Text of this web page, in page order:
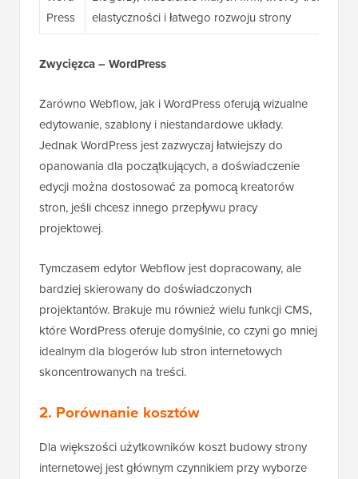
Press
elastyczności i łatwego rozwoju strony
Zwycięzca – WordPress
Zarówno Webflow, jak i WordPress oferują wizualne
edytowanie, szablony i niestandardowe układy.
Jednak WordPress jest zazwyczaj łatwiejszy do
opanowania dla początkujących, a doświadczenie
edycji można dostosować za pomocą kreatorów
stron, jeśli chcesz innego przepływu pracy
projektowej.
Tymczasem edytor Webflow jest dopracowany, ale
bardziej skierowany do doświadczonych
projektantów. Brakuje mu również wielu funkcji CMS,
które WordPress oferuje domyślnie, co czyni go mniej
idealnym dla blogerów lub stron internetowych
skoncentrowanych na treści.
2. Porównanie kosztów
Dla większości użytkowników koszt budowy strony
internetowej jest głównym czynnikiem przy wyborze